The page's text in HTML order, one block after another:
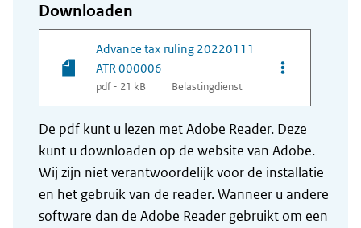
Downloaden
Advance tax ruling 20220111
ATR 000006
pdf - 21 kB Belastingdienst
Opties van
De pdf kunt u lezen met Adobe Reader. Deze
kunt u downloaden op de website van Adobe.
Wij zijn niet verantwoordelijk voor de installatie
en het gebruik van de reader. Wanneer u andere
software dan de Adobe Reader gebruikt om een